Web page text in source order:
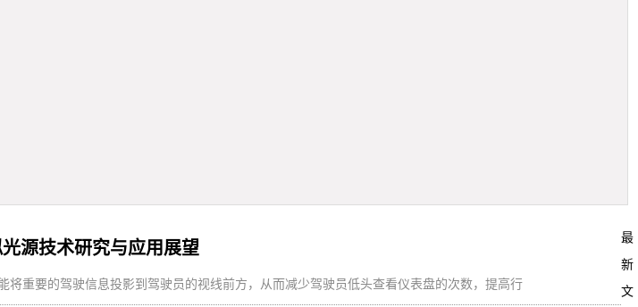
源技术研究与应用展望
重要的驾驶信息投影到驾驶员的视线前方，从而减少驾驶员低头查看仪表盘的次数，提高行
最
新
文